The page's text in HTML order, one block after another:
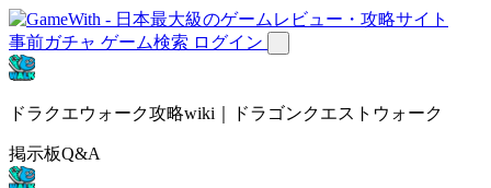
事前ガチャ ゲーム検索 ログイン
ドラクエウォーク攻略wiki｜ドラゴンクエストウォーク
掲示板Q&A